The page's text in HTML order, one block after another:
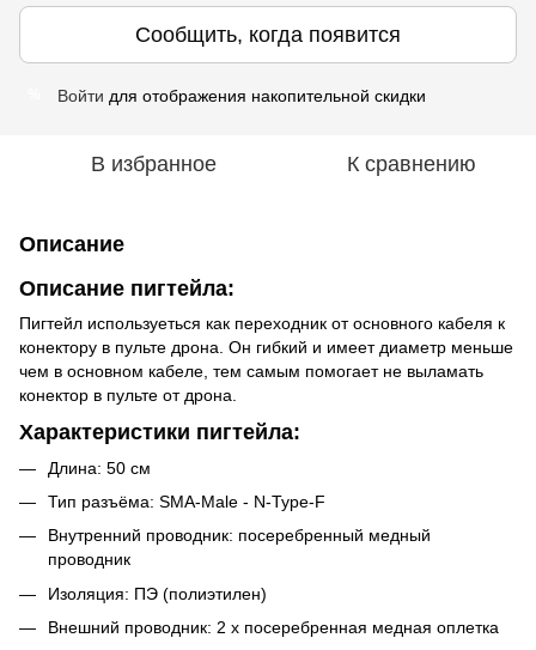
Сообщить, когда появится
Войти для отображения накопительной скидки
В избранное К сравнению
Описание
Описание пигтейла:
Пигтейл используеться как переходник от основного кабеля к
конектору в пульте дрона. Он гибкий и имеет диаметр меньше
чем в основном кабеле, тем самым помогает не выламать
конектор в пульте от дрона.
Характеристики пигтейла:
Длина: 50 см
Тип разъёма: SMA-Мale - N-Type-F
Внутренний проводник: посеребренный медный
проводник
Изоляция: ПЭ (полиэтилен)
Внешний проводник: 2 х посеребренная медная оплетка